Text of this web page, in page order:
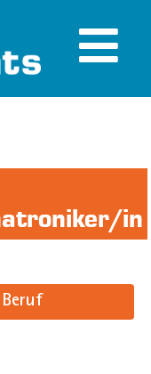
in